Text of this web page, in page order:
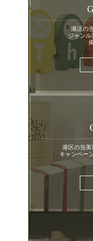
港区の
ジャンル
港区の当美
キャンペー